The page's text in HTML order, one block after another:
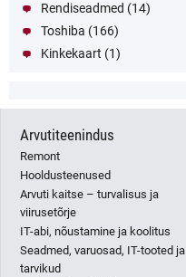
Rendiseadmed (14)
Toshiba (166)
Kinkekaart (1)
Arvutiteenindus
Remont
Hooldusteenused
Arvuti kaitse – turvalisus ja
viirusetõrje
IT-abi, nõustamine ja koolitus
Seadmed, varuosad, IT-tooted ja
tarvikud